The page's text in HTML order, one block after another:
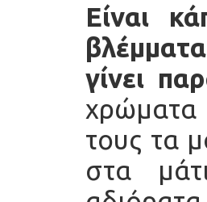
Είναι
γίνει
χρώματα
τους τα
στα